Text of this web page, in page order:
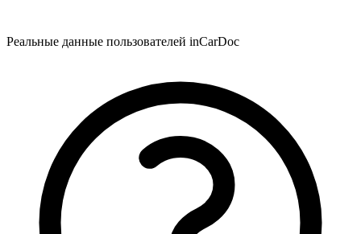
Реальные данные пользователей inCarDoc